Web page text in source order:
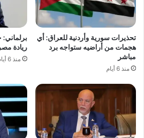
تحذيرات سورية وأردنية للعراق: أي
هجمات من أراضيه ستواجه برد
مباشر
منذ 6 أيام
ريادة
منذ 6 أيام